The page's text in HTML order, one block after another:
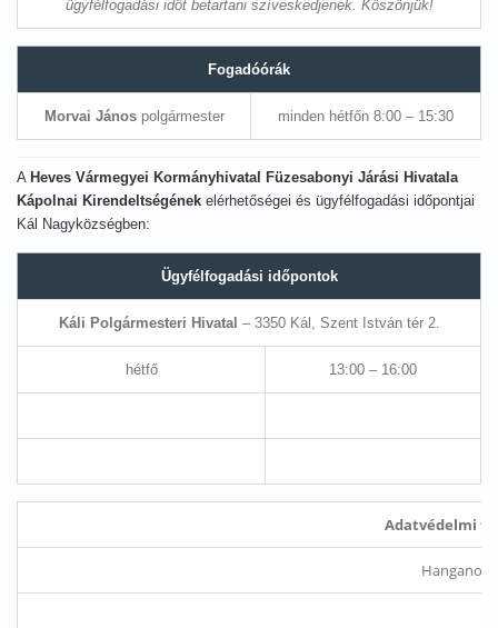
ügyfélfogadási időt betartani szíveskedjenek. Köszönjük!
Fogadóórák
Morvai Jánospolgármester minden hétfőn 8:00 – 15:30
A Heves Vármegyei Kormányhivatal Füzesabonyi Járási Hivatala
Kápolnai Kirendeltségének elérhetőségei és ügyfélfogadási időpontjai
Kál Nagyközségben:
Ügyfélfogadási időpontok
Káli Polgármesteri Hivatal – 3350 Kál, Szent István tér 2.
hétfő 13:00 – 16:00
Adatvédelmi
Hanganov